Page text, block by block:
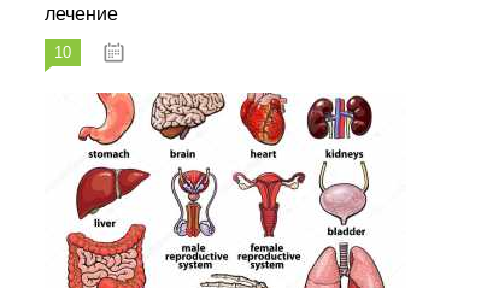
лечение
10